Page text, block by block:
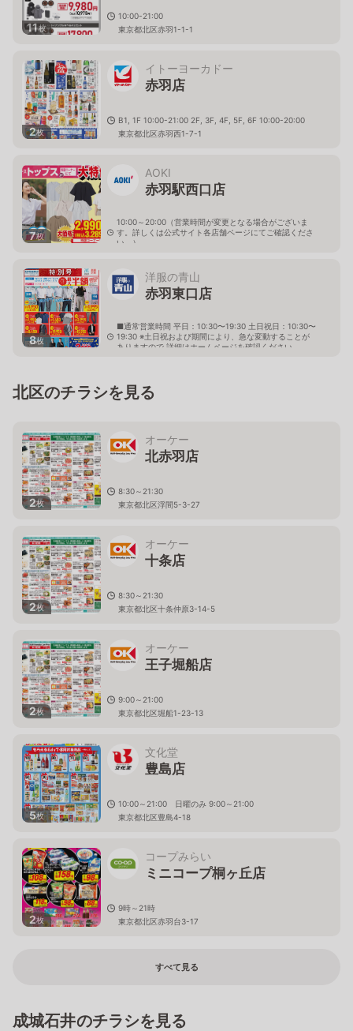
11枚
10:00-21:00
東京都北区赤羽1-1-1
2枚
イトーヨーカドー
赤羽店
B1, 1F 10:00-21:00 2F, 3F, 4F, 5F, 6F 10:00-20:00
東京都北区赤羽西1-7-1
7枚
AOKI
赤羽駅西口店
10:00～20:00（営業時間が変更となる場合がございま
す。詳しくは公式サイト各店舗ページにてご確認くださ
い。）
8枚
洋服の青山
赤羽東口店
■通常営業時間 平日：10:30〜19:30 土日祝日：10:30〜
19:30 ※土日祝および期間により、急な変動することが
ありますので 詳細はホームページを確認ください
北区のチラシを見る
2枚
オーケー
北赤羽店
8:30～21:30
東京都北区浮間5-3-27
2枚
オーケー
十条店
8:30～21:30
東京都北区十条仲原3-14-5
2枚
オーケー
王子堀船店
9:00～21:00
東京都北区堀船1-23-13
5枚
文化堂
豊島店
10:00～21:00 日曜のみ 9:00～21:00
東京都北区豊島4-18
2枚
コープみらい
ミニコープ桐ヶ丘店
9時～21時
東京都北区赤羽台3-17
すべて見る
成城石井のチラシを見る